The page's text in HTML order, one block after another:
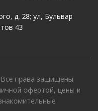
д. 28; ул, Бульвар
43
права защищены.
офертой, цены и